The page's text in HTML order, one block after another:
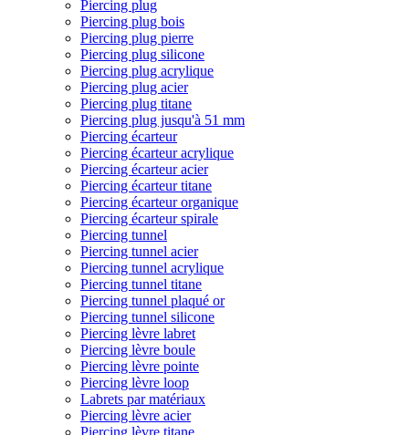
Piercing plug
Piercing plug bois
Piercing plug pierre
Piercing plug silicone
Piercing plug acrylique
Piercing plug acier
Piercing plug titane
Piercing plug jusqu'à 51 mm
Piercing écarteur
Piercing écarteur acrylique
Piercing écarteur acier
Piercing écarteur titane
Piercing écarteur organique
Piercing écarteur spirale
Piercing tunnel
Piercing tunnel acier
Piercing tunnel acrylique
Piercing tunnel titane
Piercing tunnel plaqué or
Piercing tunnel silicone
Piercing lèvre labret
Piercing lèvre boule
Piercing lèvre pointe
Piercing lèvre loop
Labrets par matériaux
Piercing lèvre acier
Piercing lèvre titane